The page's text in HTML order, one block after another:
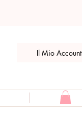
Il Mio Account